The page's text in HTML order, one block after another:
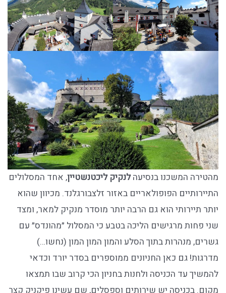
מהטירה המשכנו בנסיעהלנקיק ליכטנשטיין, אחד המסלולים
התיירותיים הפופולאריים באזור זלצבורגלנד. מכיוון שהוא
יותר תיירותי הוא גם הרבה יותר מוסדר מנקיק למאר, ומצד
שני פחות מרגישים הליכה בטבע כי המסלול ״מהונדס״ עם
גשרים, מנהרות בתוך הסלע והמון המון המון (נחשו…)
מדרגות! גם כאן החניונים ממוספרים בסדר יורד וכדאי
להמשיך עד הכניסה ולחנות בחניון הכי קרוב שבו תמצאו
מקום. בכניסה יש שירותים וספסלים, שם עשינו פיקניק קצר